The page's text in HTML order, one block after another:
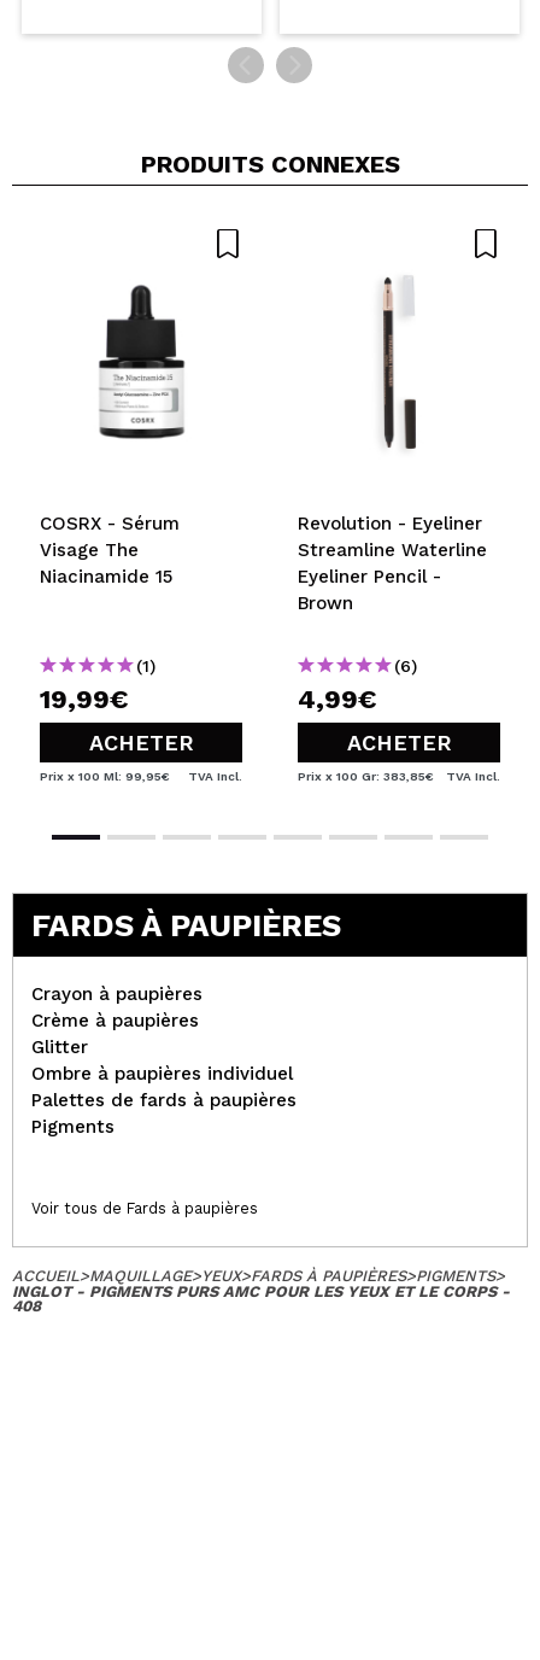
PRODUITS CONNEXES
COSRX - Sérum
Visage The
Niacinamide 15
(1)
19,99€
ACHETER
Prix x 100 Ml: 99,95€ TVA Incl.
Revolution - Eyeliner
Streamline Waterline
Eyeliner Pencil -
Brown
(6)
4,99€
ACHETER
Prix x 100 Gr: 383,85€ TVA Incl.
FARDS À PAUPIÈRES
Crayon à paupières
Crème à paupières
Glitter
Ombre à paupières individuel
Palettes de fards à paupières
Pigments
Voir tous de Fards à paupières
ACCUEIL>MAQUILLAGE>YEUX>FARDS À PAUPIÈRES>PIGMENTS>
INGLOT - PIGMENTS PURS AMC POUR LES YEUX ET LE CORPS -
408